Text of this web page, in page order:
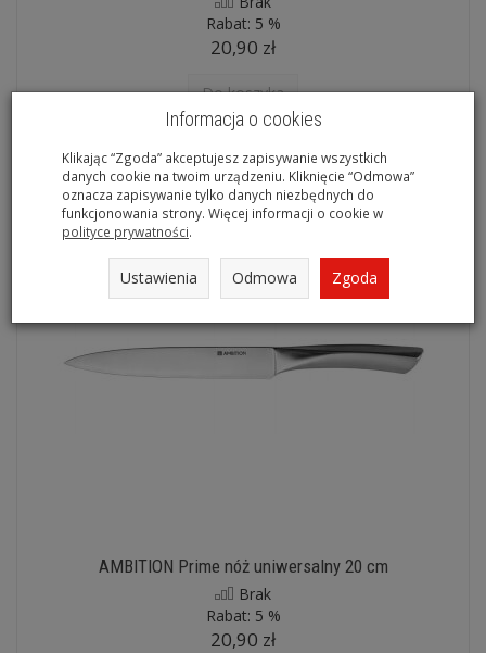
Rabat: 5 %
20,90 zł
Do koszyka
AMBITION Prime nóż uniwersalny 20 cm
Brak
Rabat: 5 %
20,90 zł
Informacja o cookies
Klikając “Zgoda” akceptujesz zapisywanie wszystkich
danych cookie na twoim urządzeniu. Kliknięcie “Odmowa”
oznacza zapisywanie tylko danych niezbędnych do
funkcjonowania strony. Więcej informacji o cookie w
polityce prywatności.
Ustawienia Odmowa Zgoda